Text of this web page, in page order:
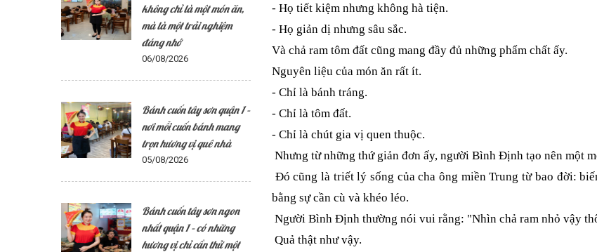
không chỉ là một món ăn,
mà là một trải nghiệm
đáng nhớ
06/08/2026
Bánh cuốn tây sơn quận 1 –
nơi mỗi cuốn bánh mang
trọn hương vị quê nhà
05/08/2026
Bánh cuốn tây sơn ngon
nhất quận 1 – có những
hương vị chỉ cần thử một
- Họ tiết kiệm nhưng không hà tiện.
- Họ giản dị nhưng sâu sắc.
Và chả ram tôm đất cũng mang đầy đủ những phẩm chất ấy.
Nguyên liệu của món ăn rất ít.
- Chỉ là bánh tráng.
- Chỉ là tôm đất.
- Chỉ là chút gia vị quen thuộc.
Nhưng từ những thứ giản đơn ấy, người Bình Định tạo nên một
Đó cũng là triết lý sống của cha ông miền Trung từ bao đời:
bằng sự cần cù và khéo léo.
Người Bình Định thường nói vui rằng: "Nhìn chả ram nhỏ vậy
Quả thật như vậy.